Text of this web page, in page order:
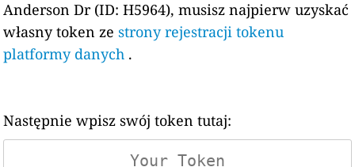
Anderson Dr (ID: H5964), musisz najpierw uzyskać
własny token zestrony rejestracji tokenu
platformy danych .
Następnie wpisz swój token tutaj: